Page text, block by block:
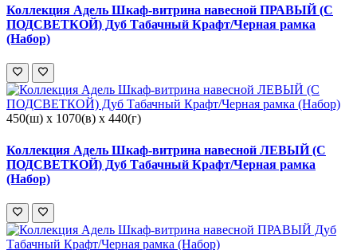
Коллекция Адель Шкаф-витрина навесной ПРАВЫЙ (С
ПОДСВЕТКОЙ) Дуб Табачный Крафт/Черная рамка
(Набор)
450(ш) x 1070(в) x 440(г)
Коллекция Адель Шкаф-витрина навесной ЛЕВЫЙ (С
ПОДСВЕТКОЙ) Дуб Табачный Крафт/Черная рамка
(Набор)